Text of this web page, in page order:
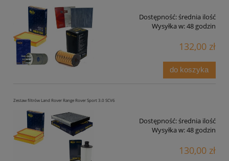
Dostępność:średnia ilość
Wysyłka w:48 godzin
132,00 zł
do koszyka
Zestaw filtrów Land Rover Range Rover Sport 3.0 SCV6
Dostępność:średnia ilość
Wysyłka w:48 godzin
130,00 zł